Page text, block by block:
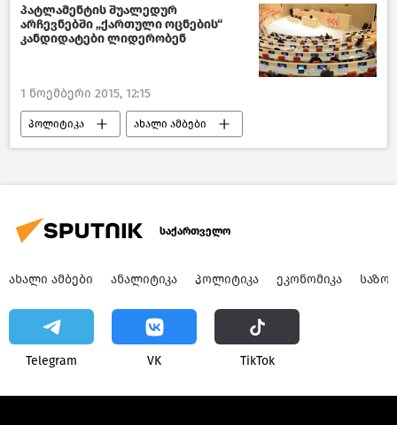
პატლამენტის შუალედურ
არჩევნებში „ქართული ოცნების“
კანდიდატები ლიდერობენ
1 ნოემბერი 2015, 12:15
პოლიტიკა ახალი ამბები
საქართველო
საქართველო
ᲐᲮᲐᲚᲘ ᲐᲛᲑᲔᲑᲘ ᲐᲜᲐᲚᲘᲢᲘᲙᲐ ᲞᲝᲚᲘᲢᲘᲙᲐ ᲔᲙᲝᲜᲝᲛᲘᲙᲐ
Telegram VK ТikТоk